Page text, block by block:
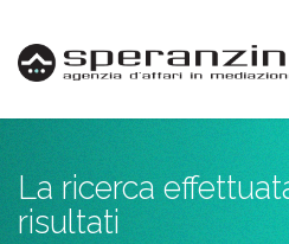
La ricerca
risultati